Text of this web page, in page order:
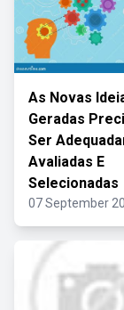
As Novas
Geradas
Ser
Avaliadas E
Selecionadas
07 September